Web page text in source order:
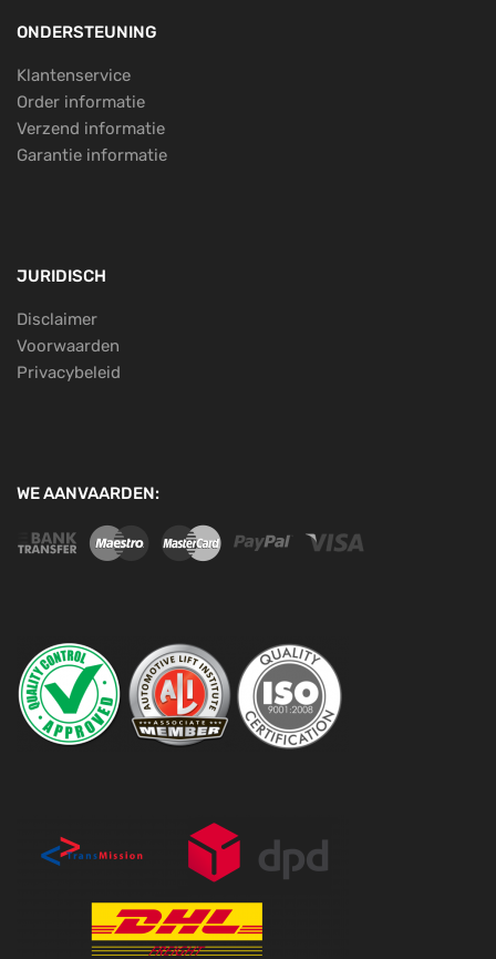
ONDERSTEUNING
Klantenservice
Order informatie
Verzend informatie
Garantie informatie
JURIDISCH
Disclaimer
Voorwaarden
Privacybeleid
WE AANVAARDEN: